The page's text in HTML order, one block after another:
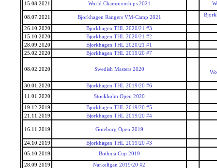
15.08.2021 World Championships 2021
08.07.2021 Bjorkhagen Rangers VM-Camp 2021
26.10.2020
Bjorkhagen THL 2020/21 #3
15.10.2020
Bjorkhagen THL 2020/21 #2
28.09.2020
Bjorkhagen THL 2020/21 #1
25.02.2020
Bjorkhagen THL 2019/20 #7
08.02.2020 Swedish Masters 2020
30.01.2020
Bjorkhagen THL 2019/20 #6
11.01.2020
Stockholm Open 2020
19.12.2019
Bjorkhagen THL 2019/20 #5
21.11.2019
Bjorkhagen THL 2019/20 #4
16.11.2019 Goteborg Open 2019
24.10.2019
Bjorkhagen THL 2019/20 #3
05.10.2019
Bothnia Cup 2019
28.09.2019
Narkeligan 2019/20 #2